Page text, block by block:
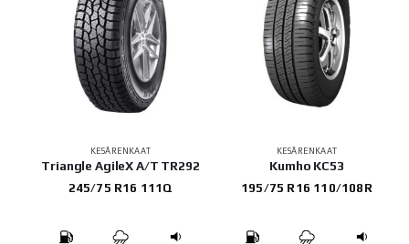
KESÄRENKAAT
Triangle AgileX A/T TR292
245/75 R16 111Q
KESÄRENKAAT
Kumho KC53
195/75 R16 110/108R